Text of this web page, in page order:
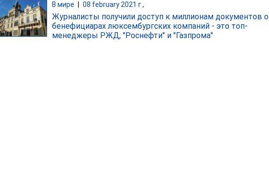
В мире 08 february 2021 г.,
Журналисты получили доступ к миллионам документов о
бенефициарах люксембургских компаний - это топ-
менеджеры РЖД, "Роснефти" и "Газпрома"